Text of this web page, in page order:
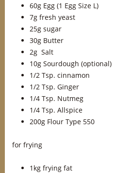
60g Egg (1 Egg Size L)
7g fresh yeast
25g sugar
30g Butter
2g Salt
10g Sourdough (optional)
1/2 Tsp. cinnamon
1/2 Tsp. Ginger
1/4 Tsp. Nutmeg
1/4 Tsp. Allspice
200g Flour Type 550
for frying
1kg frying fat